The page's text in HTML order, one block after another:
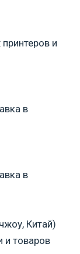
и
в
в
Китай)
и товаров